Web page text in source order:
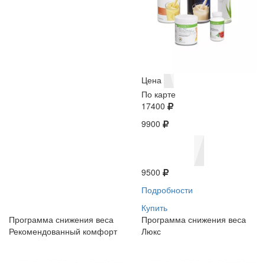
Цена
По карте
17400
9900
9500
Подробности
Купить
Программа снижения веса
Рекомендованный комфорт
Программа снижения веса
Люкс